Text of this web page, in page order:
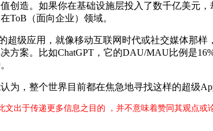
造。如果你在基础设施层投入了数千亿美元
ToB（面向企业）领域。
级应用，就像移动互联网时代或社交媒体那样
案。比如ChatGPT，它的DAU/MAU比例是
，整个世界目前都在焦急地寻找这样的超级
出于传递更多信息之目的 ，并不意味着赞同其观点或